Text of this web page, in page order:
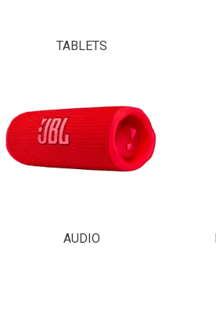
TABLETS
AUDIO